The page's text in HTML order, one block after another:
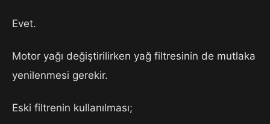
Evet.
Motor yağı değiştirilirken yağ filtresinin de mutlaka
yenilenmesi gerekir.
Eski filtrenin kullanılması;